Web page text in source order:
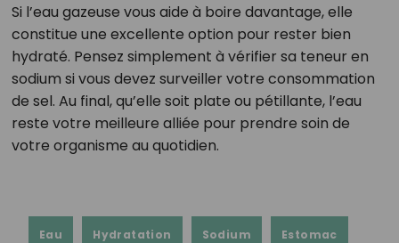
Si l’eau gazeuse vous aide à boire davantage, elle
constitue une excellente option pour rester bien
hydraté. Pensez simplement à vérifier sa teneur en
sodium si vous devez surveiller votre consommation
de sel. Au final, qu’elle soit plate ou pétillante, l’eau
reste votre meilleure alliée pour prendre soin de
votre organisme au quotidien.
Eau Hydratation Sodium Estomac